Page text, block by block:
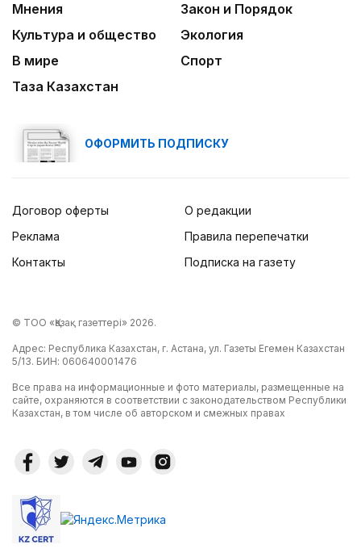
Мнения
Закон и Порядок
Культура и общество
Экология
В мире
Спорт
Таза Казахстан
ОФОРМИТЬ ПОДПИСКУ
Договор оферты
Реклама
Контакты
О редакции
Правила перепечатки
Подписка на газету
© ТОО «Қазақ газеттері» 2026.
Адрес: Республика Казахстан, г. Астана, ул. Газеты Егемен Казахстан
5/13. БИН: 060640001476
Все права на информационные и фото материалы, размещенные на
сайте, охраняются в соответствии с законодательством Республики
Казахстан, в том числе об авторском и смежных правах